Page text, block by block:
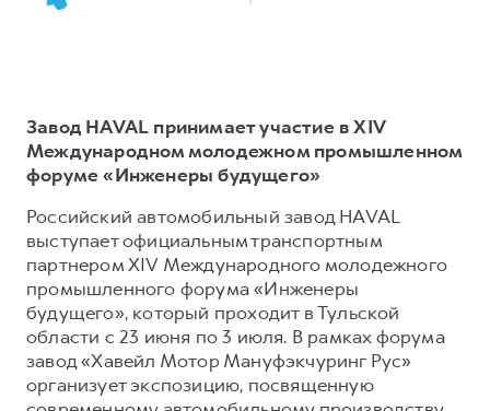
F7
от 2 899 000 ₽
F7X
от 3 599 000 ₽
КРЕДИТ И СТРАХОВАНИЕ
Кредитный калькулятор
Страхование
Кредит
КОРПОРАТИВНЫМ КЛИЕНТАМ
Для малого бизнеса
Корпоративным клиентам
Регламенты технического обслуживания
Электронный ПТС
ПОДДЕРЖКА
GWM Безопасность
Гарантия HAVAL
Мобильное приложение GWM
Программа «HAVAL Защита+»
Завод HAVAL принимает участие в XIV
Международном молодежном промышленном
форуме «Инженеры будущего»
Российский автомобильный завод HAVAL
выступает официальным транспортным
партнером XIV Международного молодежного
промышленного форума «Инженеры
будущего», который проходит в Тульской
области с 23 июня по 3 июля. В рамках форума
завод «Хавейл Мотор Мануфэкчуринг Рус»
организует экспозицию, посвященную